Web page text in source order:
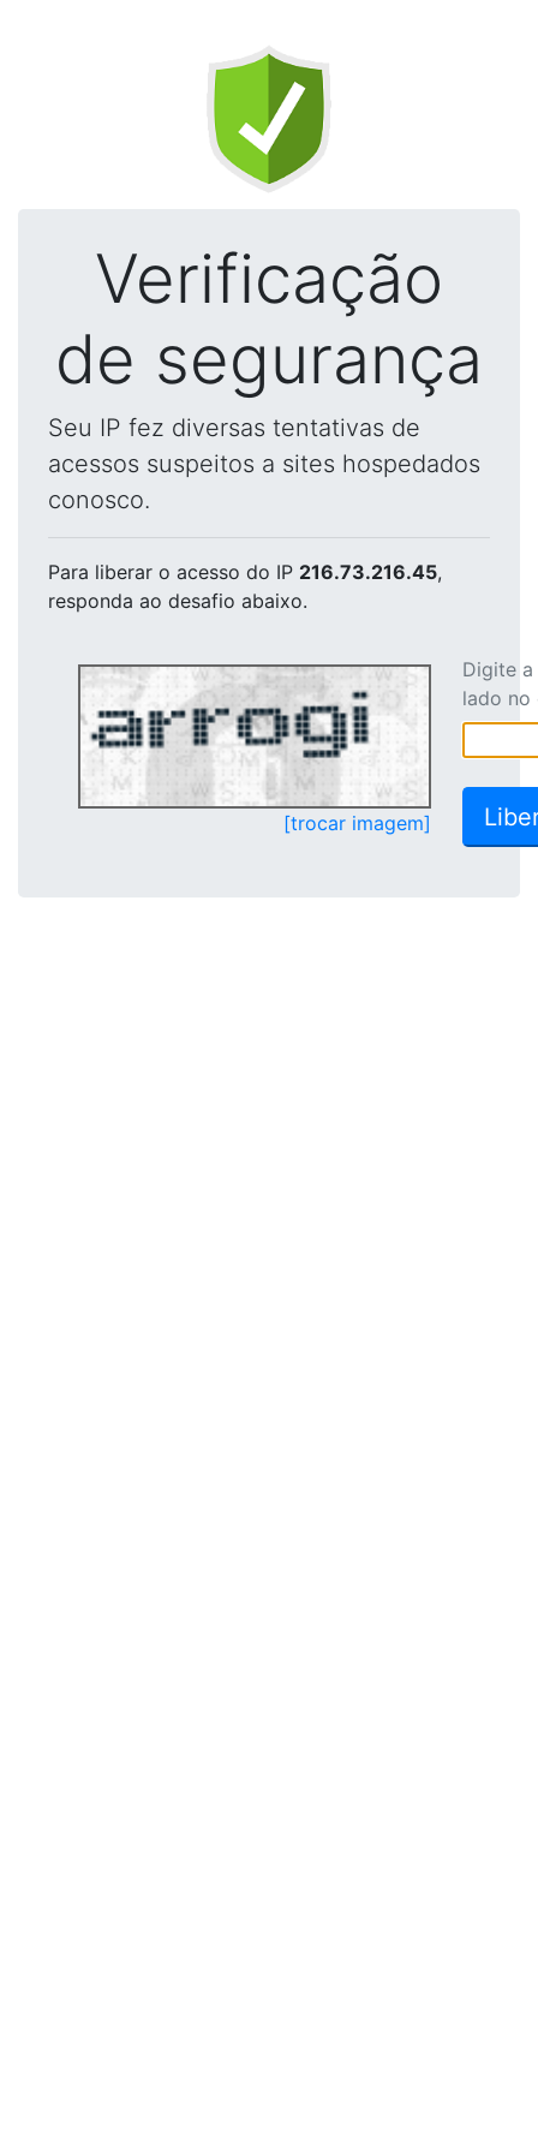
Verificação
de segurança
Seu IP fez diversas tentativas de
acessos suspeitos a sites hospedados
conosco.
Para liberar o acesso do IP 216.73.216.45,
responda ao desafio abaixo.
[trocar imagem]
Digite
lado no